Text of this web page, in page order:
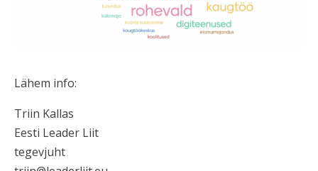
Lähem info:
Triin Kallas
Eesti Leader Liit
tegevjuht